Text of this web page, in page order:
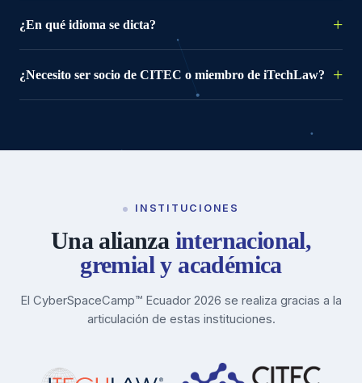
¿En qué idioma se dicta?
¿Necesito ser socio de CITEC o miembro de iTechLaw?
INSTITUCIONES
Una alianza internacional,
gremial y académica
El CyberSpaceCamp™ Ecuador 2026 se realiza gracias a la
articulación de estas instituciones.